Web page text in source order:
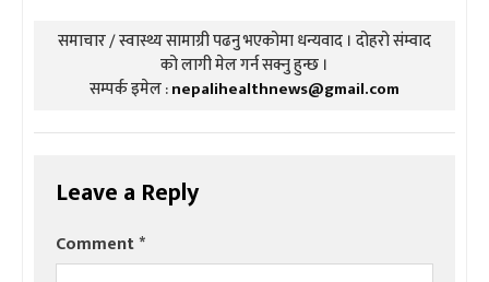
समाचार / स्वास्थ्य सामाग्री पढनु भएकोमा धन्यवाद । दोहरो संम्वाद
को लागी मेल गर्न सक्नु हुन्छ ।
सम्पर्क इमेल :nepalihealthnews@gmail.com
Leave a Reply
Comment*